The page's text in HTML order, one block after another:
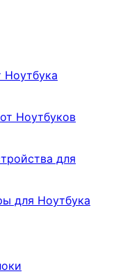
Ноутбука
Ноутбуков
для
для Ноутбука